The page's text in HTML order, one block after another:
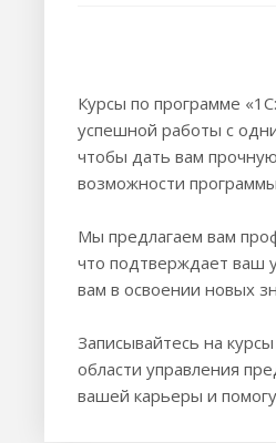
Курсы по программе
успешной работы с
чтобы дать вам
возможности
Мы предлагаем вам
что подтверждает ваш
вам в освоении новых
Записывайтесь на
области управления
вашей карьеры и